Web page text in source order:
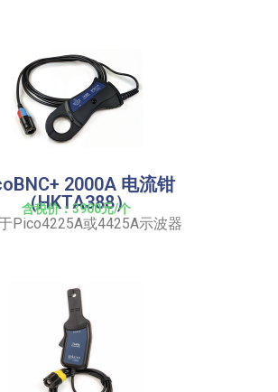
2000A 电流钳
（HKTA388）
含税价：3900元/个
Pico4225A或4425A示波器